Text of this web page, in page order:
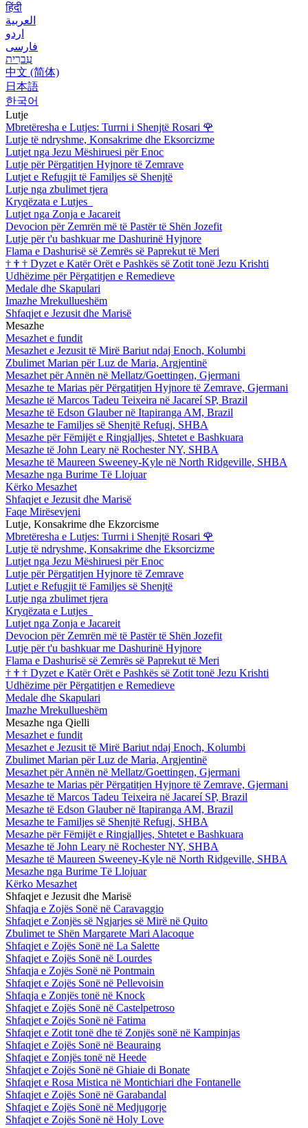
हिंदी
العربية
اردو
فارسی
עִברִית
中文 (简体)
日本語
한국어
Lutje
Mbretëresha e Lutjes: Turrni i Shenjtë Rosari 🌹
Lutje të ndryshme, Konsakrime dhe Eksorcizme
Lutjet nga Jezu Mëshiruesi për Enoc
Lutje për Përgatitjen Hyjnore të Zemrave
Lutjet e Refugjit të Familjes së Shenjtë
Lutje nga zbulimet tjera
Kryqëzata e Lutjes
Lutjet nga Zonja e Jacareit
Devocion për Zemrën më të Pastër të Shën Jozefit
Lutje për t'u bashkuar me Dashurinë Hyjnore
Flama e Dashurisë së Zemrës së Paprekut të Meri
† † † Dyzet e Katër Orët e Pashkës së Zotit tonë Jezu Krishti
Udhëzime për Përgatitjen e Remedieve
Medale dhe Skapulari
Imazhe Mrekullueshëm
Shfaqjet e Jezusit dhe Marisë
Mesazhe
Mesazhet e fundit
Mesazhet e Jezusit të Mirë Bariut ndaj Enoch, Kolumbi
Zbulimet Marian për Luz de Maria, Argjentinë
Mesazhet për Annën në Mellatz/Goettingen, Gjermani
Mesazhe te Marias për Përgatitjen Hyjnore të Zemrave, Gjermani
Mesazhe të Marcos Tadeu Teixeira në Jacareí SP, Brazil
Mesazhe të Edson Glauber në Itapiranga AM, Brazil
Mesazhe te Familjes së Shenjtë Refugj, SHBA
Mesazhe për Fëmijët e Ringjalljes, Shtetet e Bashkuara
Mesazhe të John Leary në Rochester NY, SHBA
Mesazhe të Maureen Sweeney-Kyle në North Ridgeville, SHBA
Mesazhe nga Burime Të Llojuar
Kërko Mesazhet
Shfaqjet e Jezusit dhe Marisë
Faqe Mirësevjeni
Lutje, Konsakrime dhe Ekzorcisme
Mbretëresha e Lutjes: Turrni i Shenjtë Rosari 🌹
Lutje të ndryshme, Konsakrime dhe Eksorcizme
Lutjet nga Jezu Mëshiruesi për Enoc
Lutje për Përgatitjen Hyjnore të Zemrave
Lutjet e Refugjit të Familjes së Shenjtë
Lutje nga zbulimet tjera
Kryqëzata e Lutjes
Lutjet nga Zonja e Jacareit
Devocion për Zemrën më të Pastër të Shën Jozefit
Lutje për t'u bashkuar me Dashurinë Hyjnore
Flama e Dashurisë së Zemrës së Paprekut të Meri
† † † Dyzet e Katër Orët e Pashkës së Zotit tonë Jezu Krishti
Udhëzime për Përgatitjen e Remedieve
Medale dhe Skapulari
Imazhe Mrekullueshëm
Mesazhe nga Qielli
Mesazhet e fundit
Mesazhet e Jezusit të Mirë Bariut ndaj Enoch, Kolumbi
Zbulimet Marian për Luz de Maria, Argjentinë
Mesazhet për Annën në Mellatz/Goettingen, Gjermani
Mesazhe te Marias për Përgatitjen Hyjnore të Zemrave, Gjermani
Mesazhe të Marcos Tadeu Teixeira në Jacareí SP, Brazil
Mesazhe të Edson Glauber në Itapiranga AM, Brazil
Mesazhe te Familjes së Shenjtë Refugj, SHBA
Mesazhe për Fëmijët e Ringjalljes, Shtetet e Bashkuara
Mesazhe të John Leary në Rochester NY, SHBA
Mesazhe të Maureen Sweeney-Kyle në North Ridgeville, SHBA
Mesazhe nga Burime Të Llojuar
Kërko Mesazhet
Shfaqjet e Jezusit dhe Marisë
Shfaqja e Zojës Sonë në Caravaggio
Shfaqjet e Zonjës së Ngjarjes së Mirë në Quito
Zbulimet te Shën Margarete Mari Alacoque
Shfaqjet e Zojës Sonë në La Salette
Shfaqjet e Zojës Sonë në Lourdes
Shfaqja e Zojës Sonë në Pontmain
Shfaqjet e Zojës Sonë në Pellevoisin
Shfaqja e Zonjës tonë në Knock
Shfaqjet e Zojës Sonë në Castelpetroso
Shfaqjet e Zojës Sonë në Fatima
Shfaqjet e Zotit tonë dhe të Zonjës sonë në Kampinjas
Shfaqjet e Zojës Sonë në Beauraing
Shfaqjet e Zonjës tonë në Heede
Shfaqjet e Zojës Sonë në Ghiaie di Bonate
Shfaqjet e Rosa Mistica në Montichiari dhe Fontanelle
Shfaqjet e Zojës Sonë në Garabandal
Shfaqjet e Zojës Sonë në Medjugorje
Shfaqjet e Zojës Sonë në Holy Love